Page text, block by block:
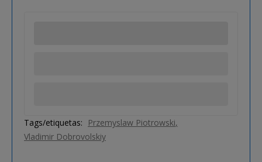
Tags/etiquetas:
Przemyslaw Piotrowski
Vladimir Dobrovolskiy